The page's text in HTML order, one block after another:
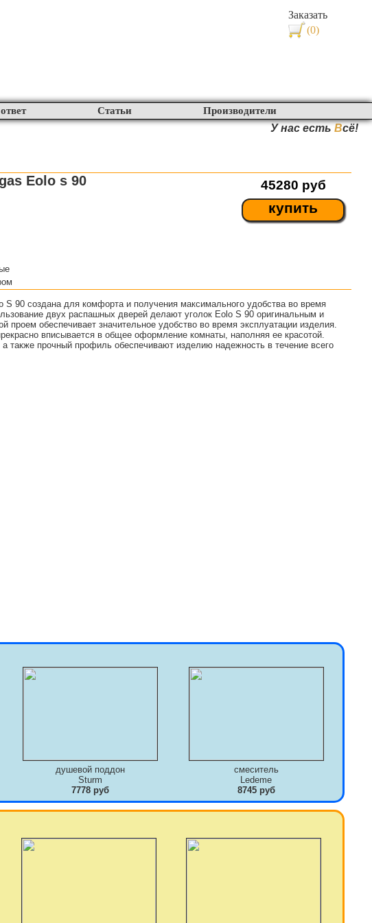
Заказать
(0)
Статьи Производители
У нас есть Всё!
45280 руб
купить
Eolo s 90
S 90 создана для комфорта и получения максимального удобства во время
двух распашных дверей делают уголок Eolo S 90 оригинальным и
проем обеспечивает значительное удобство во время эксплуатации изделия.
вписывается в общее оформление комнаты, наполняя ее красотой.
а также прочный профиль обеспечивают изделию надежность в течение всего
душевой поддон
Sturm
7778 руб
смеситель
Ledeme
8745 руб